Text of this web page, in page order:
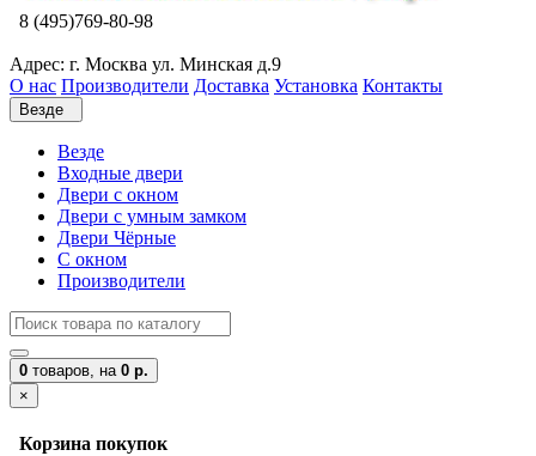
8 (495)769-80-98
Адрес: г. Москва ул. Минская д.9
О нас Производители Доставка Установка Контакты
Везде
Везде
Входные двери
Двери с окном
Двери с умным замком
Двери Чёрные
C окном
Производители
0 товаров, на 0 р.
×
Корзина покупок